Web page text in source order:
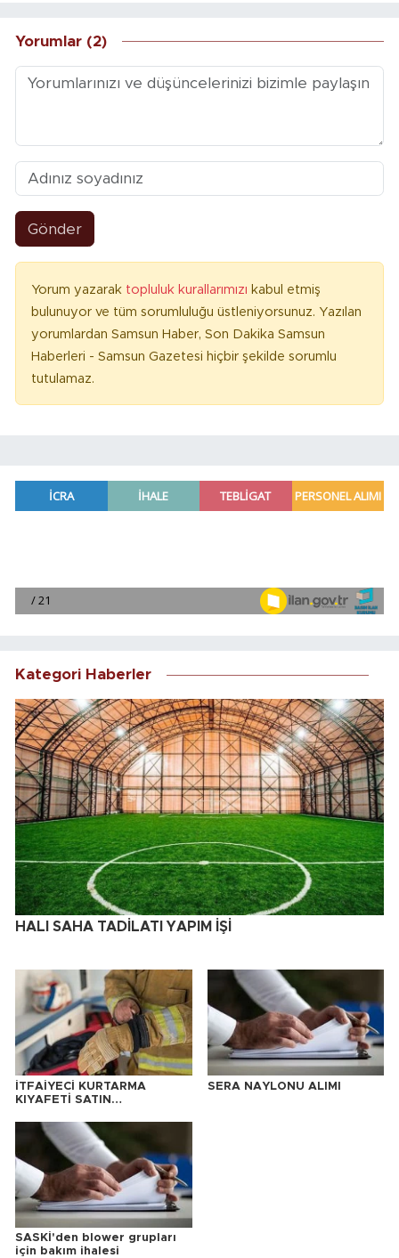
Yorumlar (2)
Gönder
Yorum yazarak topluluk kurallarımızı kabul etmiş
bulunuyor ve tüm sorumluluğu üstleniyorsunuz. Yazılan
yorumlardan Samsun Haber, Son Dakika Samsun
Haberleri - Samsun Gazetesi hiçbir şekilde sorumlu
tutulamaz.
Kategori Haberler
HALI SAHA TADİLATI YAPIM İŞİ
İTFAİYECİ KURTARMA
KIYAFETİ SATIN
SERA NAYLONU ALIMI
SASKİ'den blower grupları
için bakım ihalesi